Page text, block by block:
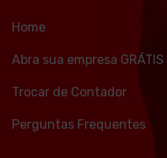
Home
Abra sua empresa GRÁTIS
Trocar de Contador
Perguntas Frequentes